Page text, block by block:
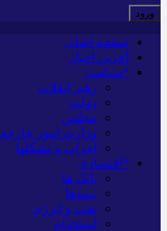
صفحه اصلی
آخرین اخبار
*سیاسی
رهبر انقلاب
دولت
مجلس
وزارت امور خارجه
احزاب و تشکلها
*اقتصادی
بانک ها
بیمه‌ها
نفت و انرژی
استخدام